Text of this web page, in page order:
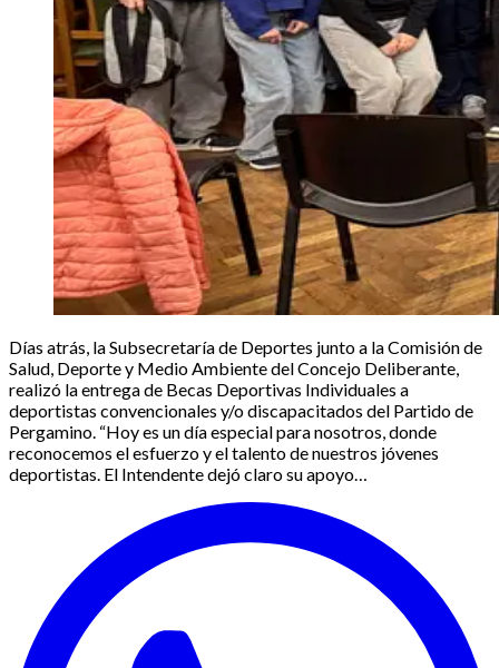
Días atrás, la Subsecretaría de Deportes junto a la Comisión de
Salud, Deporte y Medio Ambiente del Concejo Deliberante,
realizó la entrega de Becas Deportivas Individuales a
deportistas convencionales y/o discapacitados del Partido de
Pergamino. “Hoy es un día especial para nosotros, donde
reconocemos el esfuerzo y el talento de nuestros jóvenes
deportistas. El Intendente dejó claro su apoyo…